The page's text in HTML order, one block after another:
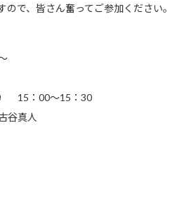
で、皆さん奮ってご参加ください。
15：00～15：30
谷真人